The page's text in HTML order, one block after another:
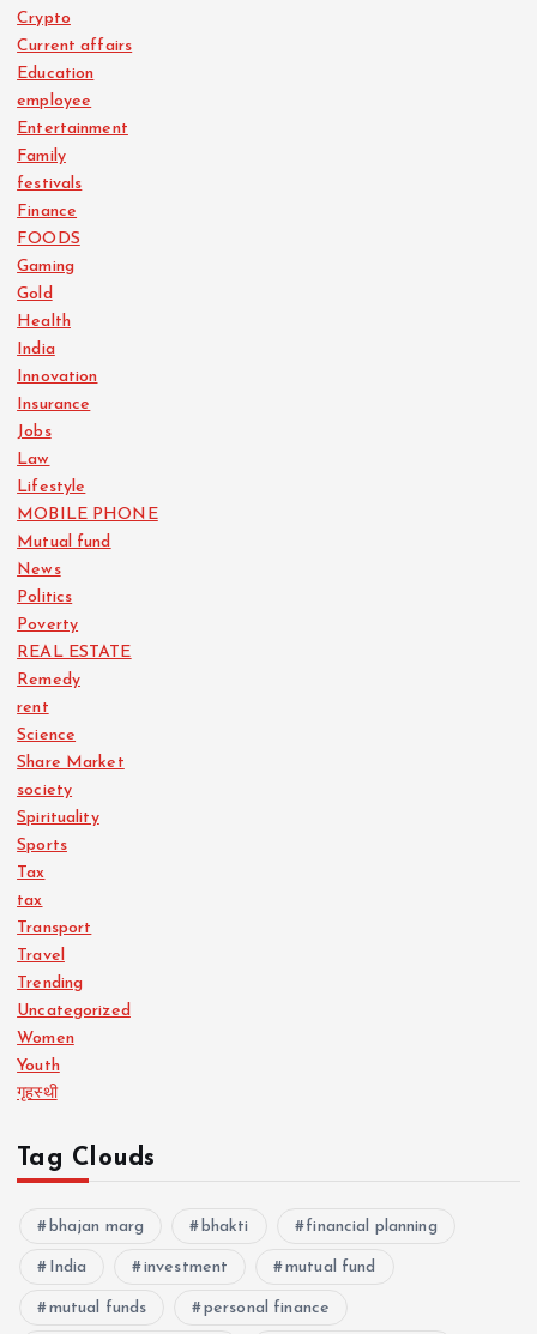
Crypto
Current affairs
Education
employee
Entertainment
Family
festivals
Finance
FOODS
Gaming
Gold
Health
India
Innovation
Insurance
Jobs
Law
Lifestyle
MOBILE PHONE
Mutual fund
News
Politics
Poverty
REAL ESTATE
Remedy
rent
Science
Share Market
society
Spirituality
Sports
Tax
tax
Transport
Travel
Trending
Uncategorized
Women
Youth
गृहस्थी
Tag Clouds
bhajan marg bhakti financial planning
India investment mutual fund
mutual funds personal finance